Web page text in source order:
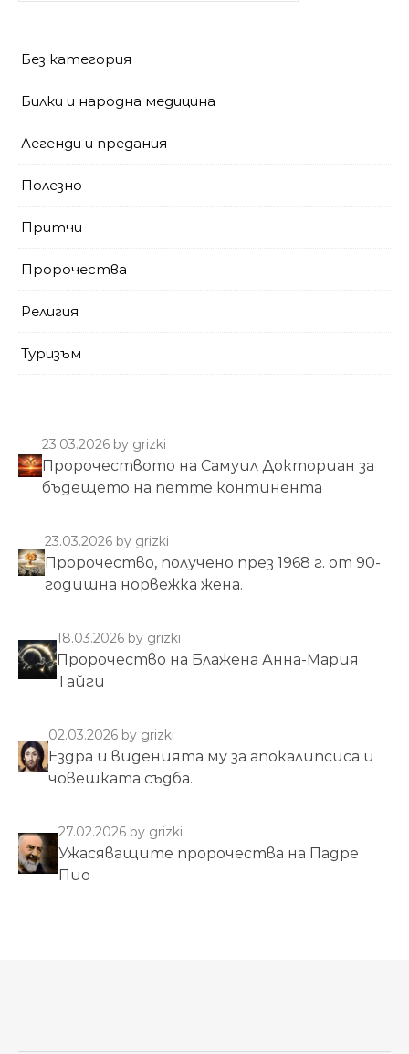
Без категория
Билки и народна медицина
Легенди и предания
Полезно
Притчи
Пророчества
Религия
Туризъм
23.03.2026 by grizki
Пророчеството на Самуил Докториан за
бъдещето на петте континента
23.03.2026 by grizki
Пророчество, получено през 1968 г. от 90-
годишна норвежка жена.
18.03.2026 by grizki
Пророчество на Блажена Анна-Мария
Тайги
02.03.2026 by grizki
Ездра и виденията му за апокалипсиса и
човешката съдба.
27.02.2026 by grizki
Ужасяващите пророчества на Падре
Пио